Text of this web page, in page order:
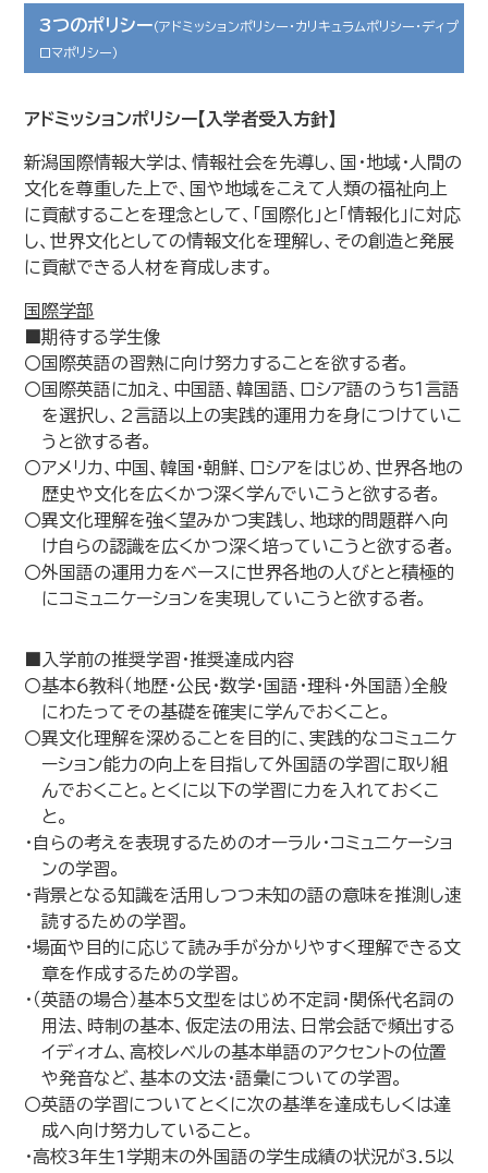
3つのポリシー（アドミッションポリシー・カリキュラムポリシー・ディプ
ロマポリシー）
アドミッションポリシー【入学者受入方針】
新潟国際情報大学は、情報社会を先導し、国・地域・人間の
文化を尊重した上で、国や地域をこえて人類の福祉向上
に貢献することを理念として、「国際化」と「情報化」に対応
し、世界文化としての情報文化を理解し、その創造と発展
に貢献できる人材を育成します。
国際学部
■期待する学生像
〇国際英語の習熟に向け努力することを欲する者。
〇国際英語に加え、中国語、韓国語、ロシア語のうち１言語
を選択し、2言語以上の実践的運用力を身につけていこ
うと欲する者。
〇アメリカ、中国、韓国・朝鮮、ロシアをはじめ、世界各地の
歴史や文化を広くかつ深く学んでいこうと欲する者。
〇異文化理解を強く望みかつ実践し、地球的問題群へ向
け自らの認識を広くかつ深く培っていこうと欲する者。
〇外国語の運用力をベースに世界各地の人びとと積極的
にコミュニケーションを実現していこうと欲する者。
■入学前の推奨学習・推奨達成内容
〇基本６教科（地歴・公民・数学・国語・理科・外国語）全般
にわたってその基礎を確実に学んでおくこと。
〇異文化理解を深めることを目的に、実践的なコミュニケ
ーション能力の向上を目指して外国語の学習に取り組
んでおくこと。とくに以下の学習に力を入れておくこ
と。
・自らの考えを表現するためのオーラル・コミュニケーショ
ンの学習。
・背景となる知識を活用しつつ未知の語の意味を推測し速
読するための学習。
・場面や目的に応じて読み手が分かりやすく理解できる文
章を作成するための学習。
・（英語の場合）基本５文型をはじめ不定詞・関係代名詞の
用法、時制の基本、仮定法の用法、日常会話で頻出する
イディオム、高校レベルの基本単語のアクセントの位置
や発音など、基本の文法・語彙についての学習。
〇英語の学習についてとくに次の基準を達成もしくは達
成へ向け努力していること。
・高校3年生1学期末の外国語の学生成績の状況が3.5以